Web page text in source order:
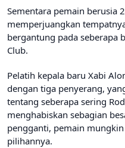
Sementara pemain berusia
memperjuangkan
bergantung pada seberapa
Club.
Pelatih kepala baru Xabi
dengan tiga penyerang,
tentang seberapa sering
menghabiskan sebagian
pengganti, pemain
pilihannya.